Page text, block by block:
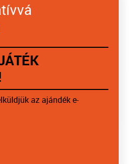
az ajándék e-